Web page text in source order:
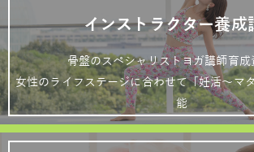
インストラクター養成
骨盤のスペシャリストヨガ講師育成
女性のライフステージに合わせて「妊活～マ
能